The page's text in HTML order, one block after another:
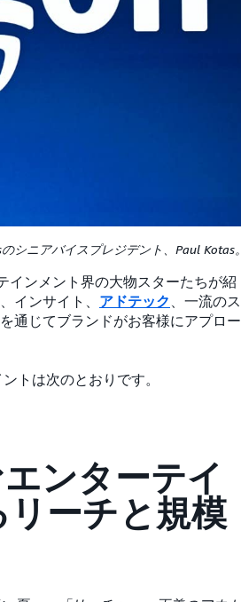
シニアバイスプレジデント、Paul Kotas。
インメント界の大物スターたちが紹
インサイト、 アドテック 、一流のス
通じてブランドがお客様にアプロー
トは次のとおりです。
ンターテイ
ーチと規模